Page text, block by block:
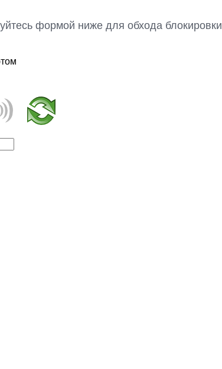
формой ниже для обхода блокировки